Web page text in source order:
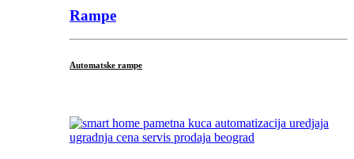
Rampe
Automatske rampe